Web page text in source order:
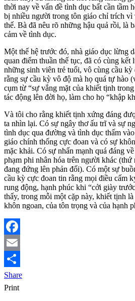
thời nay về vấn đề tình dục bất cần tầm
bị nhiều người trong tôn giáo chỉ trích vì
thế. Bà đã nêu rõ những hậu quả rồi, là
cảm về tình dục.
Một thế hệ trước đó, nhà giáo dục lừng
quan điểm thuần thế tục, đã có cùng
những sinh viên trẻ tuổi, vô cùng cầu kỳ
rằng sự cầu kỳ vô độ mà họ quá tự hào
cụm từ “sự vắng mặt của khiết tịnh
tác động lên đời họ, làm cho họ “khập
Và tôi cho rằng khiết tịnh xứng đáng
ta nhìn lại. Có sự ngây thơ ấu trĩ và sự
tình dục qua đường và tình dục thấm
giáo chính thống cực đoan và có sự
mặc khải. Có sự nhấn mạnh quá đáng
phạm phi nhân hóa trên người khác
đang đứng lên phản đối). Có một sự
cầu kỳ cực đoan tin rằng mọi điều cấm
rung động, hạnh phúc khi “cởi giày
thấy, trong mỗi một cặp này, khiết tịnh
khôn ngoan, của tôn trọng và của hạnh
Facebook
Email
Share
Print